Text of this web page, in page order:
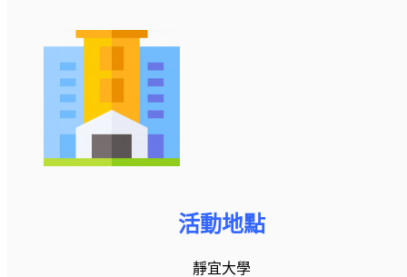
活動地點
靜宜大學